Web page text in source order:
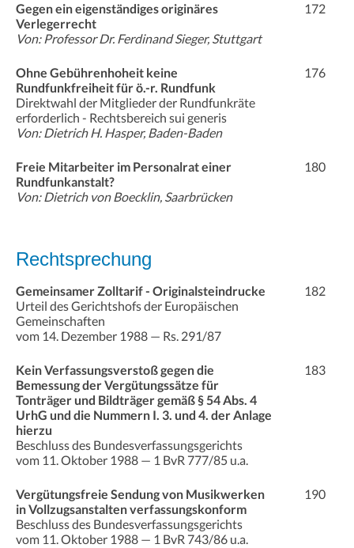
Gegen ein eigenständiges originäres
Verlegerrecht
Von: Professor Dr. Ferdinand Sieger, Stuttgart
172
Ohne Gebührenhoheit keine
Rundfunkfreiheit für ö.-r. Rundfunk
Direktwahl der Mitglieder der Rundfunkräte
erforderlich - Rechtsbereich sui generis
Von: Dietrich H. Hasper, Baden-Baden
176
Freie Mitarbeiter im Personalrat einer
Rundfunkanstalt?
Von: Dietrich von Boecklin, Saarbrücken
180
Rechtsprechung
Gemeinsamer Zolltarif - Originalsteindrucke
Urteil des Gerichtshofs der Europäischen
Gemeinschaften
vom 14. Dezember 1988 — Rs. 291/87
182
Kein Verfassungsverstoß gegen die
Bemessung der Vergütungssätze für
Tonträger und Bildträger gemäß § 54 Abs. 4
UrhG und die Nummern I. 3. und 4. der Anlage
hierzu
Beschluss des Bundesverfassungsgerichts
vom 11. Oktober 1988 — 1 BvR 777/85 u.a.
183
Vergütungsfreie Sendung von Musikwerken
in Vollzugsanstalten verfassungskonform
Beschluss des Bundesverfassungsgerichts
vom 11. Oktober 1988 — 1 BvR 743/86 u.a.
190